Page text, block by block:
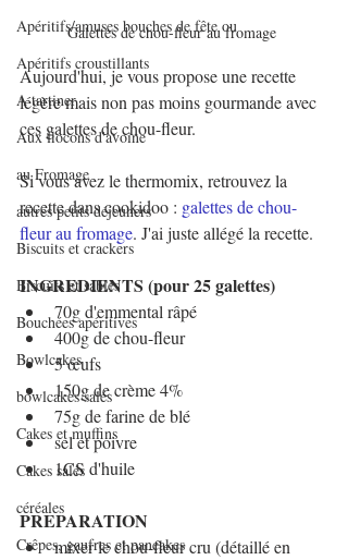
Apéritifs/amuses bouches de fête ou
Apéritifs croustillants
A tartiner
Aux flocons d'avoine
au Fromage
autres petits déjeuners
Biscuits et crackers
Biscuits et sablés
Bouchées apéritives
Bowlcakes
bowlcakes salés
Cakes et muffins
Cakes salés
céréales
Crêpes, gaufres et pancakes
Galettes de chou-fleur au fromage
Aujourd'hui, je vous propose une recette
légère mais non pas moins gourmande avec
ces galettes de chou-fleur.
Si vous avez le thermomix, retrouvez la
recette dans cookidoo : galettes de chou-
fleur au fromage. J'ai juste allégé la recette.
INGREDIENTS (pour 25 galettes)
70g d'emmental râpé
400g de chou-fleur
5 œufs
150g de crème 4%
75g de farine de blé
sel et poivre
1CS d'huile
PREPARATION
mixer le chou-fleur cru (détaillé en